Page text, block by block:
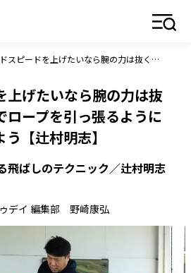
ヘッドスピードを上げたいなら腕の力は抜く！ 体の回転でロープを引っ張るようにテークバックしよう【辻村明志】
上げたいなら腕の力は抜
ープを引っ張るように
【辻村明志】
飛ばしのテクニック／辻村明志
デイ 編集部 野崎康弘